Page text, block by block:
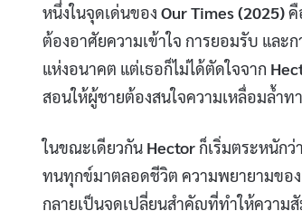
หนึ่งในจุดเด่นของ Our Times (2025)คื
ต้องอาศัยความเข้าใจ การยอมรับ และ
แห่งอนาคต แต่เธอก็ไม่ได้ตัดใจจาก
สอนให้ผู้ชายต้องสนใจความเหลื่อมล้ำท
ในขณะเดียวกัน Hectorก็เริ่มตระหนักว่
ทนทุกข์มาตลอดชีวิต ความพยายามขอ
กลายเป็นจุดเปลี่ยนสำคัญที่ทำให้ความ